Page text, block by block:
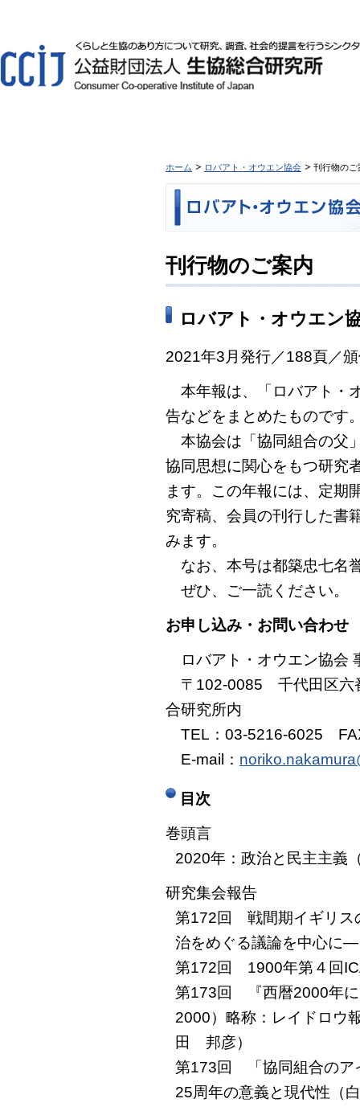
ホーム ロバアト・オウエン協会 刊行物のご
刊行物のご案内
ロバアト・オウエン
2021年3月発行／188頁／
本年報は、「ロバアト・
告などをまとめたものです
本協会は「協同組合の父
協同思想に関心をもつ研究
ます。この年報には、定期
究寄稿、会員の刊行した書
みます。
なお、本号は都築忠七名
ぜひ、ご一読ください。
お申し込み・お問い合わせ
ロバアト・オウエン協会
〒102-0085 千代田区六
合研究所内
TEL：03-5216-6025
E-mail：
目次
巻頭言
2020年：政治と民主主
研究集会報告
第172回 戦間期イギリス
治をめぐる議論を中心に
第172回 1900年第４回
第173回 『西暦2000年に
2000）略称：レイドロ
田 邦彦）
第173回 「協同組合のア
25周年の意義と現代性（